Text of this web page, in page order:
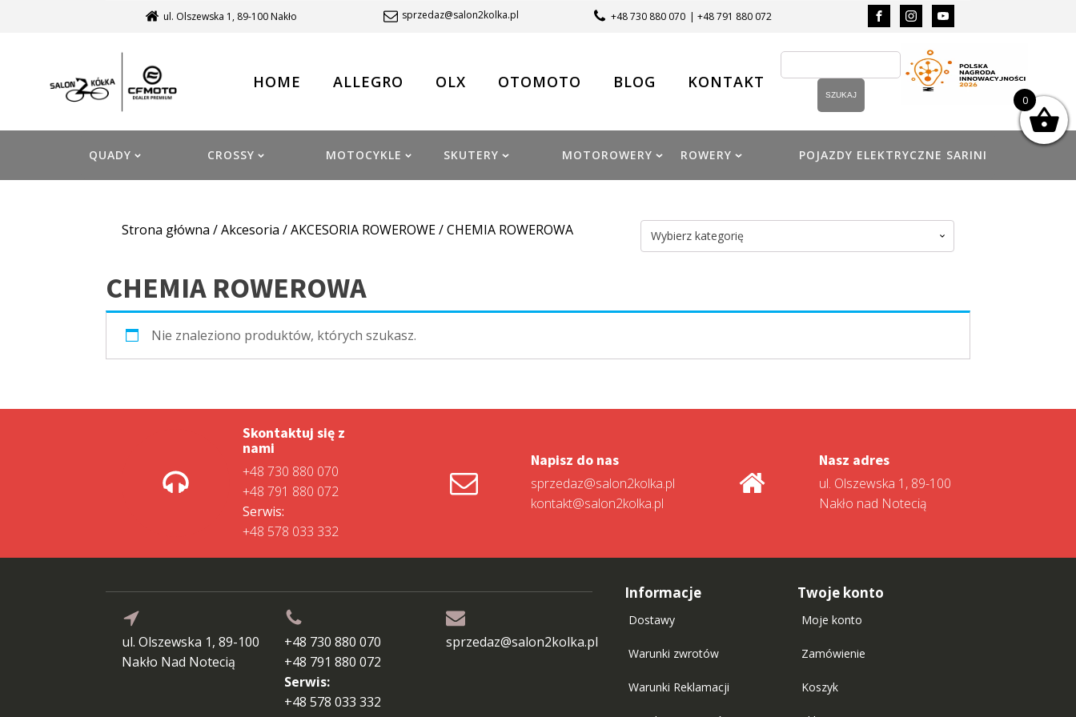
ul. Olszewska 1, 89-100 Nakło sprzedaz@salon2kolka.pl +48 730 880 070 | +48 791 880 072
HOME ALLEGRO OLX OTOMOTO BLOG KONTAKT
QUADY CROSSY MOTOCYKLE SKUTERY MOTOROWERY ROWERY POJAZDY ELEKTRYCZNE SARINI
Strona główna /Akcesoria /AKCESORIA ROWEROWE/ CHEMIA ROWEROWA Wybierz kategorię
CHEMIA ROWEROWA
Nie znaleziono produktów, których szukasz.
Skontaktuj się z
nami
+48 730 880 070
+48 791 880 072
Serwis:
+48 578 033 332
Napisz do nas
sprzedaz@salon2kolka.pl
kontakt@salon2kolka.pl
Nasz adres
ul. Olszewska 1, 89-100
Nakło nad Notecią
ul. Olszewska 1, 89-100
Nakło Nad Notecią
+48 730 880 070
+48 791 880 072
Serwis:
+48 578 033 332
sprzedaz@salon2kolka.pl
Informacje
Dostawy
Warunki zwrotów
Warunki Reklamacji
Twoje konto
Moje konto
Zamówienie
Koszyk
0